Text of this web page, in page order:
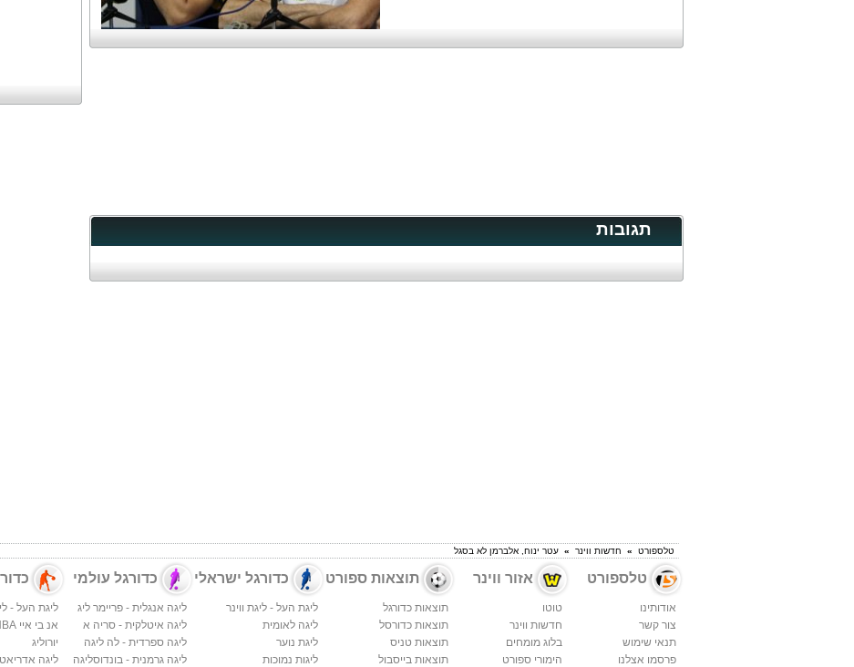
תגובות
טלספורט » חדשות ווינר » עטר ינוח, אלברמן לא בסגל
טלספורט
אודותינו
צור קשר
תנאי שימוש
פרסמו אצלנו
אזור ווינר
טוטו
חדשות ווינר
בלוג מומחים
הימורי ספורט
תוצאות ספורט
תוצאות כדורגל
תוצאות כדורסל
תוצאות טניס
תוצאות בייסבול
כדורגל ישראלי
ליגת העל - ליגת ווינר
ליגה לאומית
ליגת נוער
ליגות נמוכות
כדורגל עולמי
ליגה אנגלית - פריימר ליג
ליגה איטלקית - סריה א
ליגה ספרדית - לה ליגה
ליגה גרמנית - בונדוסליגה
ליגת העל -
אנ בי איי NBA
יורוליג
ליגה